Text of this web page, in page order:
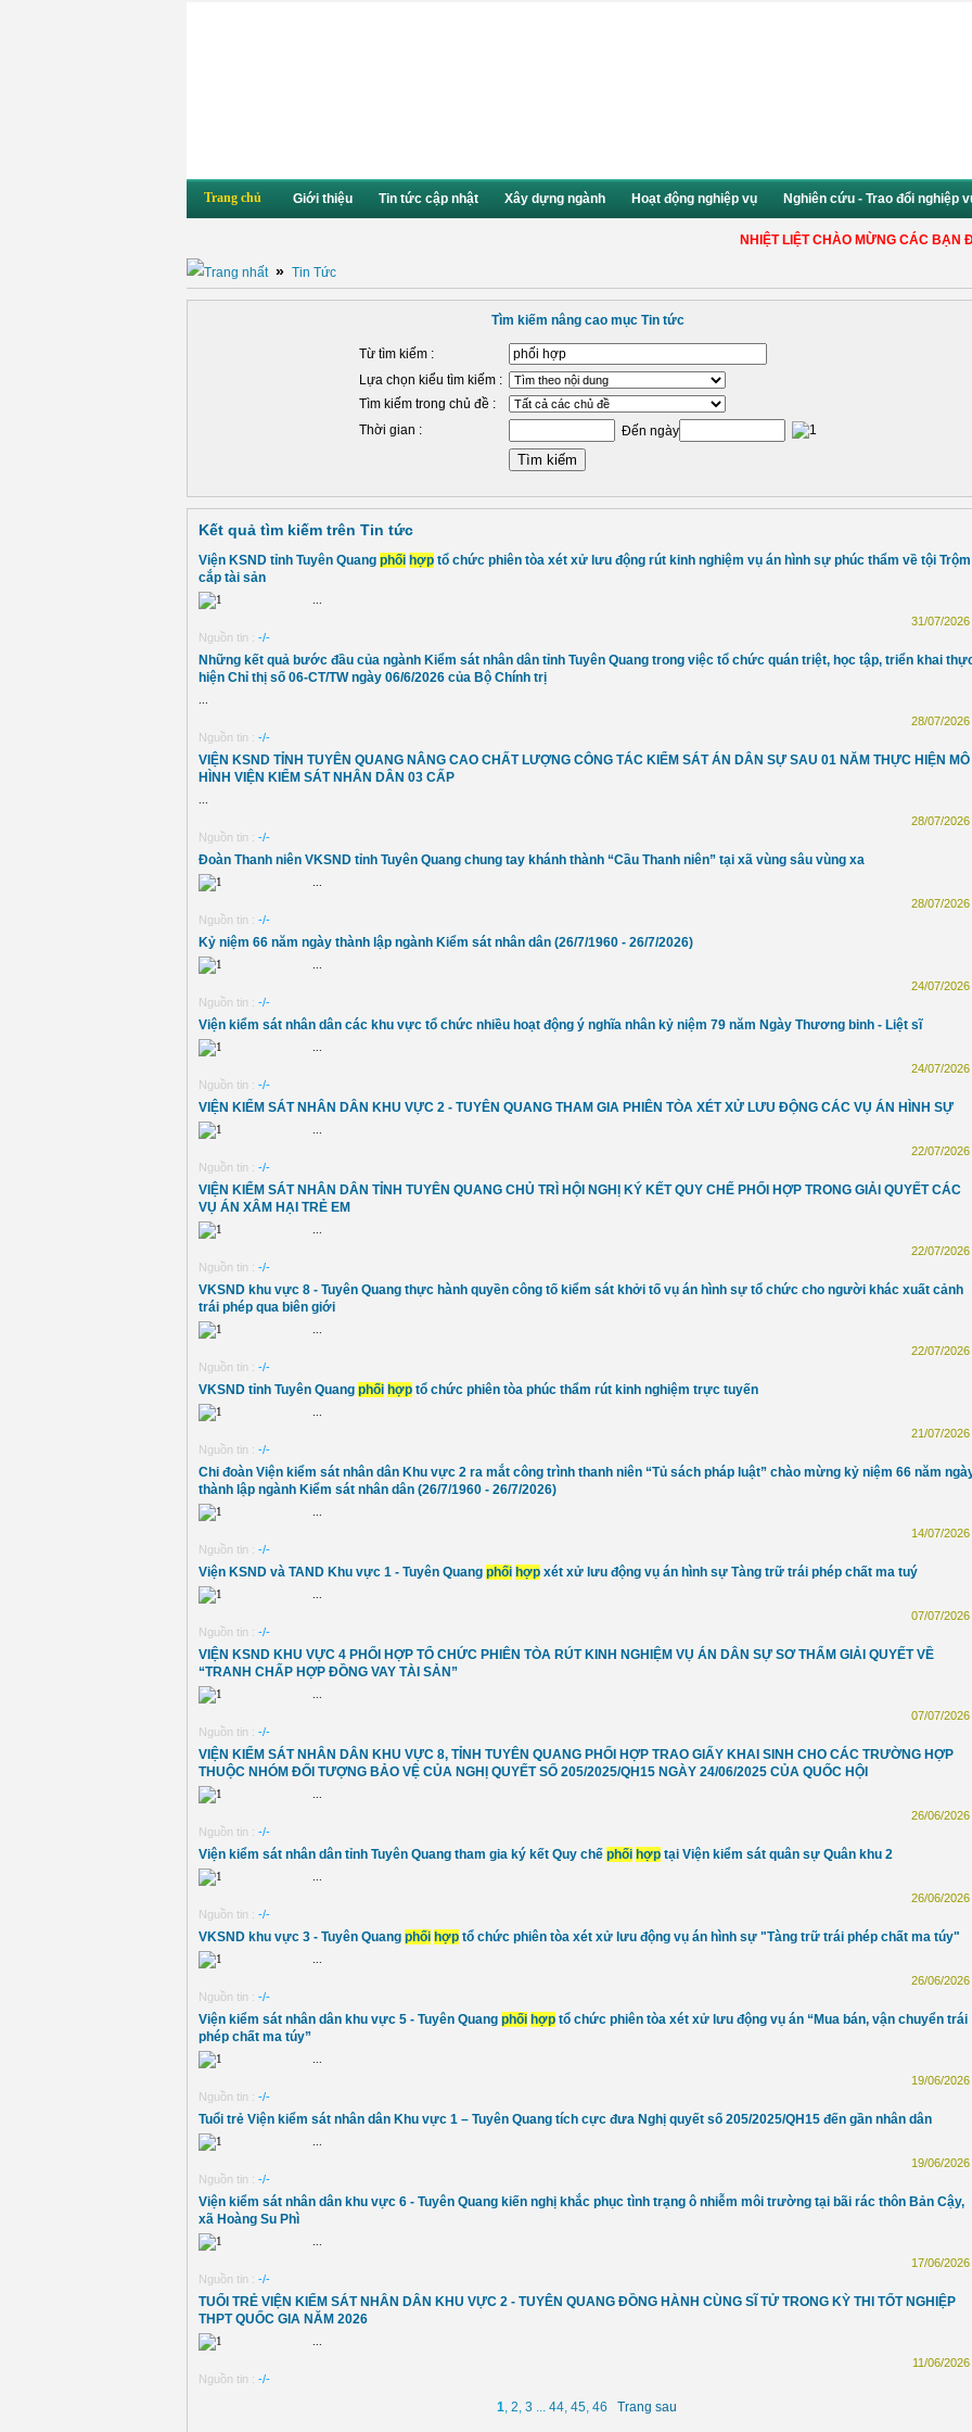
Trang chủ Giới thiệu Tin tức cập nhật Xây dựng ngành Hoạt động nghiệp vụ Nghiên cứu - Trao đổi nghiệp
NHIỆT LIỆT CHÀO MỪNG CÁC BẠN ĐẾN
» Tin Tức
Tìm kiếm nâng cao mục Tin tức
Từ tìm kiếm :
Lựa chọn kiểu tìm kiếm :
Tìm kiếm trong chủ đề :
Thời gian :
Đến ngày
Kết quả tìm kiếm trên Tin tức
Viện KSND tỉnh Tuyên Quang phối hợp tổ chức phiên tòa xét xử lưu động rút kinh nghiệm vụ án hình sự phúc thẩm về tội Trộm
cắp tài sản
31/07/2026
Nguồn tin : -/-
Những kết quả bước đầu của ngành Kiểm sát nhân dân tỉnh Tuyên Quang trong việc tổ chức quán triệt, học tập, triển khai
hiện Chỉ thị số 06-CT/TW ngày 06/6/2026 của Bộ Chính trị
28/07/2026
Nguồn tin : -/-
VIỆN KSND TỈNH TUYÊN QUANG NÂNG CAO CHẤT LƯỢNG CÔNG TÁC KIỂM SÁT ÁN DÂN SỰ SAU 01 NĂM THỰC HIỆN MÔ
HÌNH VIỆN KIỂM SÁT NHÂN DÂN 03 CẤP
28/07/2026
Nguồn tin : -/-
Đoàn Thanh niên VKSND tỉnh Tuyên Quang chung tay khánh thành “Cầu Thanh niên” tại xã vùng sâu vùng xa
28/07/2026
Nguồn tin : -/-
Kỷ niệm 66 năm ngày thành lập ngành Kiểm sát nhân dân (26/7/1960 - 26/7/2026)
24/07/2026
Nguồn tin : -/-
Viện kiểm sát nhân dân các khu vực tổ chức nhiều hoạt động ý nghĩa nhân kỷ niệm 79 năm Ngày Thương binh - Liệt sĩ
24/07/2026
Nguồn tin : -/-
VIỆN KIỂM SÁT NHÂN DÂN KHU VỰC 2 - TUYÊN QUANG THAM GIA PHIÊN TÒA XÉT XỬ LƯU ĐỘNG CÁC VỤ ÁN HÌNH SỰ
22/07/2026
Nguồn tin : -/-
VIỆN KIỂM SÁT NHÂN DÂN TỈNH TUYÊN QUANG CHỦ TRÌ HỘI NGHỊ KÝ KẾT QUY CHẾ PHỐI HỢP TRONG GIẢI QUYẾT CÁC
VỤ ÁN XÂM HẠI TRẺ EM
22/07/2026
Nguồn tin : -/-
VKSND khu vực 8 - Tuyên Quang thực hành quyền công tố kiểm sát khởi tố vụ án hình sự tổ chức cho người khác xuất cảnh
trái phép qua biên giới
22/07/2026
Nguồn tin : -/-
VKSND tỉnh Tuyên Quang phối hợp tổ chức phiên tòa phúc thẩm rút kinh nghiệm trực tuyến
21/07/2026
Nguồn tin : -/-
Chi đoàn Viện kiểm sát nhân dân Khu vực 2 ra mắt công trình thanh niên “Tủ sách pháp luật” chào mừng kỷ niệm 66 năm
thành lập ngành Kiểm sát nhân dân (26/7/1960 - 26/7/2026)
14/07/
Nguồn tin : -/-
Viện KSND và TAND Khu vực 1 - Tuyên Quang phối hợp xét xử lưu động vụ án hình sự Tàng trữ trái phép chất ma tuý
07/07/2026
Nguồn tin : -/-
VIỆN KSND KHU VỰC 4 PHỐI HỢP TỔ CHỨC PHIÊN TÒA RÚT KINH NGHIỆM VỤ ÁN DÂN SỰ SƠ THẨM GIẢI QUYẾT VỀ
“TRANH CHẤP HỢP ĐỒNG VAY TÀI SẢN”
07/07/2026
Nguồn tin : -/-
VIỆN KIỂM SÁT NHÂN DÂN KHU VỰC 8, TỈNH TUYÊN QUANG PHỐI HỢP TRAO GIẤY KHAI SINH CHO CÁC TRƯỜNG HỢP
THUỘC NHÓM ĐỐI TƯỢNG BẢO VỆ CỦA NGHỊ QUYẾT SỐ 205/2025/QH15 NGÀY 24/06/2025 CỦA QUỐC HỘI
26/06/2026
Nguồn tin : -/-
Viện kiểm sát nhân dân tỉnh Tuyên Quang tham gia ký kết Quy chế phối hợp tại Viện kiểm sát quân sự Quân khu 2
26/06/2026
Nguồn tin : -/-
VKSND khu vực 3 - Tuyên Quang phối hợp tổ chức phiên tòa xét xử lưu động vụ án hình sự "Tàng trữ trái phép chất ma túy"
26/06/2026
Nguồn tin : -/-
Viện kiểm sát nhân dân khu vực 5 - Tuyên Quang phối hợp tổ chức phiên tòa xét xử lưu động vụ án “Mua bán, vận chuyển trái
phép chất ma túy”
19/06/
Nguồn tin : -/-
Tuổi trẻ Viện kiểm sát nhân dân Khu vực 1 – Tuyên Quang tích cực đưa Nghị quyết số 205/2025/QH15 đến gần nhân dân
19/06/
Nguồn tin : -/-
Viện kiểm sát nhân dân khu vực 6 - Tuyên Quang kiến nghị khắc phục tình trạng ô nhiễm môi trường tại bãi rác thôn Bản Cậy,
xã Hoàng Su Phì
17/06/
Nguồn tin : -/-
TUỔI TRẺ VIỆN KIỂM SÁT NHÂN DÂN KHU VỰC 2 - TUYÊN QUANG ĐỒNG HÀNH CÙNG SĨ TỬ TRONG KỲ THI TỐT NGHIỆP
THPT QUỐC GIA NĂM 2026
11/06/
Nguồn tin : -/-
1, 2, 3 ... 44, 45, 46 Trang sau